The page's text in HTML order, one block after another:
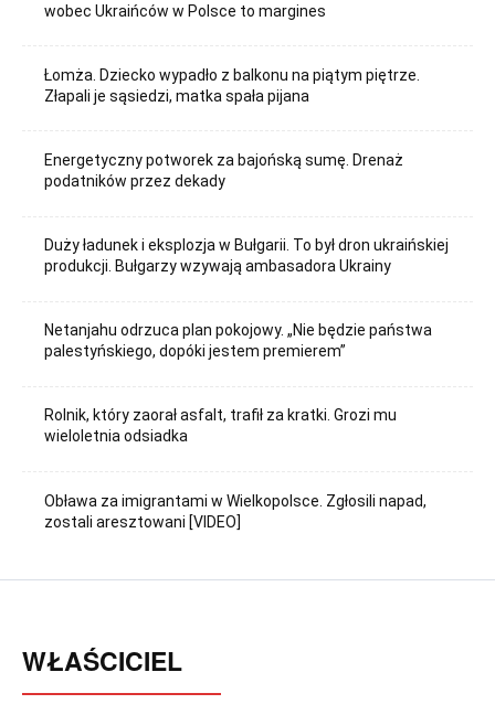
wobec Ukraińców w Polsce to margines
Łomża. Dziecko wypadło z balkonu na piątym piętrze.
Złapali je sąsiedzi, matka spała pijana
Energetyczny potworek za bajońską sumę. Drenaż
podatników przez dekady
Duży ładunek i eksplozja w Bułgarii. To był dron ukraińskiej
produkcji. Bułgarzy wzywają ambasadora Ukrainy
Netanjahu odrzuca plan pokojowy. „Nie będzie państwa
palestyńskiego, dopóki jestem premierem”
Rolnik, który zaorał asfalt, trafił za kratki. Grozi mu
wieloletnia odsiadka
Obława za imigrantami w Wielkopolsce. Zgłosili napad,
zostali aresztowani [VIDEO]
WŁAŚCICIEL